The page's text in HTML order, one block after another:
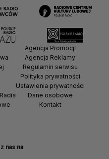
nas na
Agencja Promocji
Agencja Reklamy
Regulamin serwisu
Polityka prywatności
Ustawienia prywatności
Dane osobowe
Kontakt